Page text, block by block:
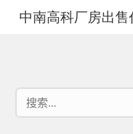
中南高科厂房出售